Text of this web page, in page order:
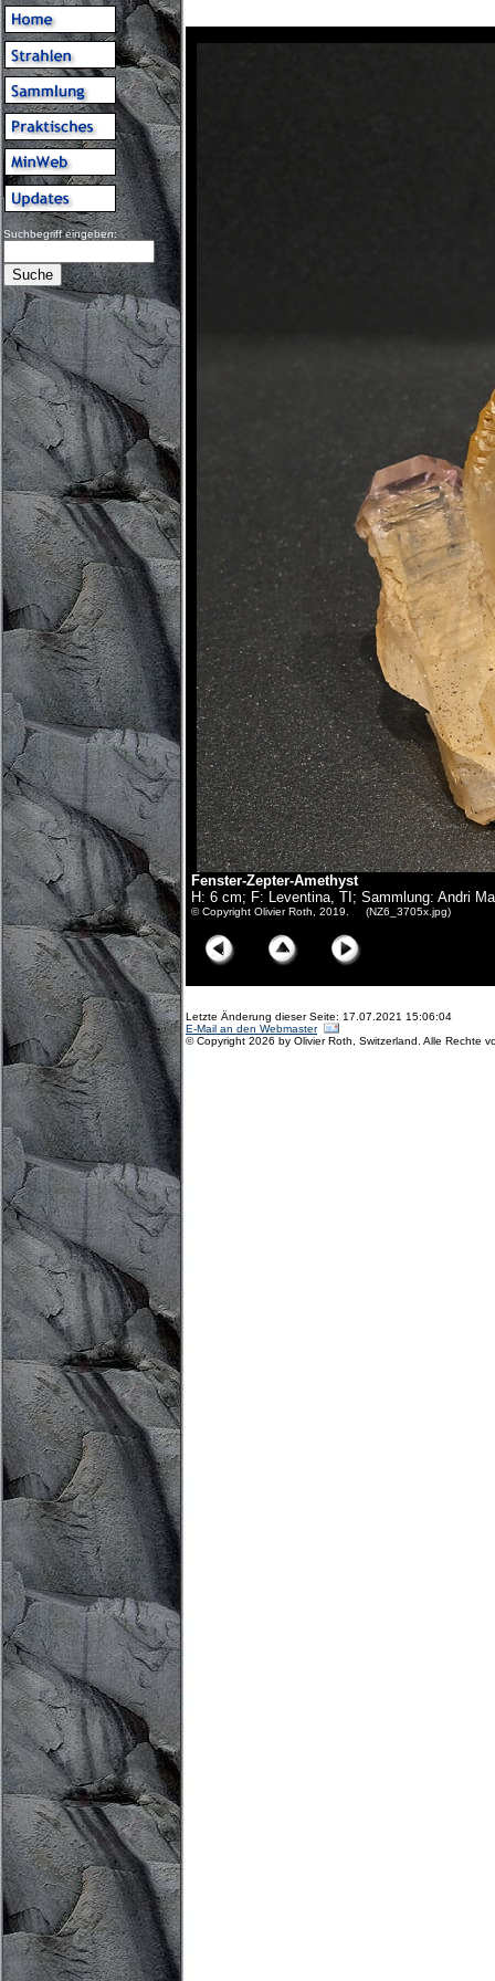
Suchbegriff eingeben:
Fenster-Zepter-Amethyst
H: 6 cm; F: Leventina, TI; Sammlung: Andri
© Copyright Olivier Roth, 2019. (NZ6_3705x.jpg)
Letzte Änderung dieser Seite: 17.07.2021 15:06:04
E-Mail an den Webmaster
© Copyright 2026 by Olivier Roth, Switzerland. Alle Rechte